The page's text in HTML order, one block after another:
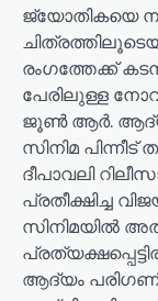
ജ്യോതികയെ
രംഗത്തേക്ക്
പേരിലുള്ള
ജൂണ്‍ ആര്‍. ആദ്യം
സിനിമ
ദീപാവലി
പ്രതീക്ഷിച്ച
സിനിമയിൽ
ആദ്യം